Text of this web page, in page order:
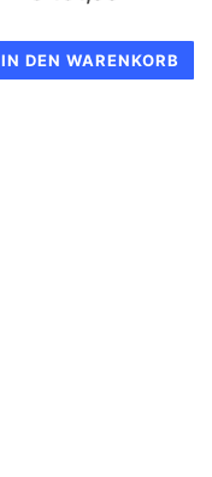
IN DEN WARENKORB